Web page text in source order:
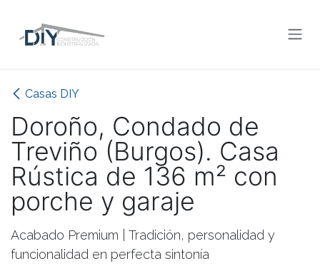
Casas DIY
Doroño, Condado de
Treviño (Burgos). Casa
Rústica de 136 m² con
porche y garaje
Acabado Premium | Tradición, personalidad y
funcionalidad en perfecta sintonía